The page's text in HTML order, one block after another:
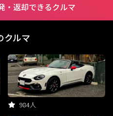
・返却できるクルマ
クルマ
984人